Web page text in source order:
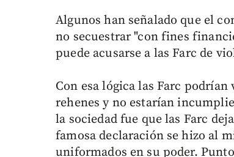
Algunos han señalado que el
no secuestrar "con fines
puede acusarse a las Farc de
Con esa lógica las Farc
rehenes y no estarían
la sociedad fue que las Farc
famosa declaración se hizo al
uniformados en su poder.